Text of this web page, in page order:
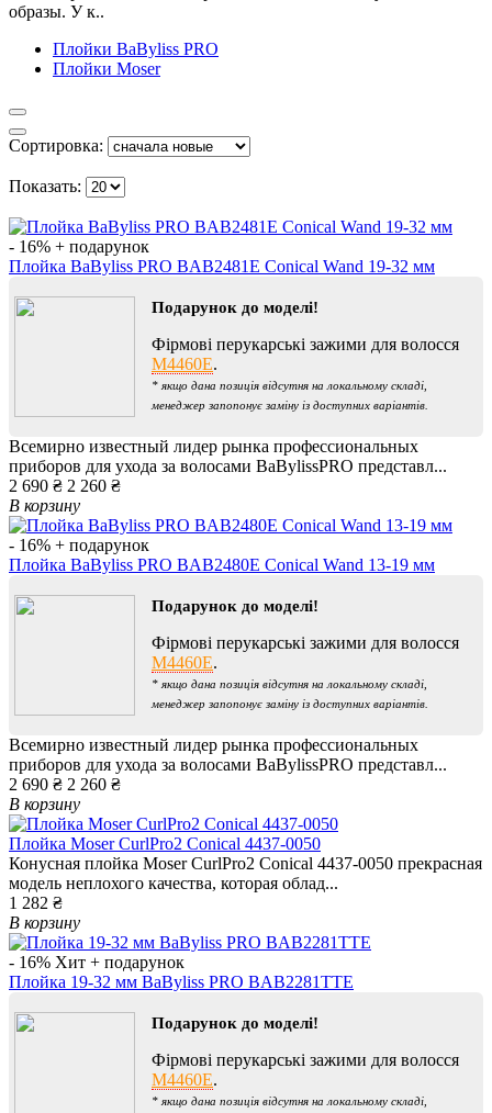
образы. У к..
Плойки BaByliss PRO
Плойки Moser
Сортировка:
Показать:
- 16% + подарунок
Плойка BaByliss PRO BAB2481E Conical Wand 19-32 мм
Подарунок до моделі!
Фірмові перукарські зажими для волосся
M4460E.
* якщо дана позиція відсутня на локальному складі,
менеджер запопонує заміну із доступних варіантів.
Всемирно известный лидер рынка профессиональных
приборов для ухода за волосами BaBylissPRO представл...
2 690 ₴ 2 260 ₴
В корзину
- 16% + подарунок
Плойка BaByliss PRO BAB2480E Conical Wand 13-19 мм
Подарунок до моделі!
Фірмові перукарські зажими для волосся
M4460E.
* якщо дана позиція відсутня на локальному складі,
менеджер запопонує заміну із доступних варіантів.
Всемирно известный лидер рынка профессиональных
приборов для ухода за волосами BaBylissPRO представл...
2 690 ₴ 2 260 ₴
В корзину
Плойка Moser CurlPro2 Conical 4437-0050
Конусная плойка Moser CurlPro2 Conical 4437-0050 прекрасная
модель неплохого качества, которая облад...
1 282 ₴
В корзину
- 16% Хит + подарунок
Плойка 19-32 мм BaByliss PRO BAB2281TTE
Подарунок до моделі!
Фірмові перукарські зажими для волосся
M4460E.
* якщо дана позиція відсутня на локальному складі,